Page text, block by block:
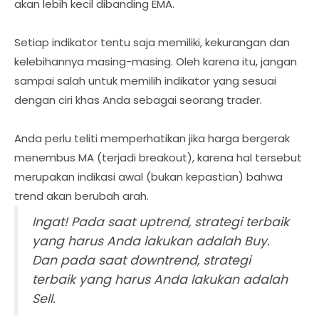
akan lebih kecil dibanding EMA.
Setiap indikator tentu saja memiliki, kekurangan dan
kelebihannya masing-masing. Oleh karena itu, jangan
sampai salah untuk memilih indikator yang sesuai
dengan ciri khas Anda sebagai seorang trader.
Anda perlu teliti memperhatikan jika harga bergerak
menembus MA (terjadi breakout), karena hal tersebut
merupakan indikasi awal (bukan kepastian) bahwa
trend akan berubah arah.
Ingat! Pada saat uptrend, strategi terbaik
yang harus Anda lakukan adalah Buy.
Dan pada saat downtrend, strategi
terbaik yang harus Anda lakukan adalah
Sell.